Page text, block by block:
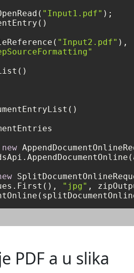
"Input1.pdf"
"Input2.pdf" ),
new
"jpg" ,
PDF a u slika